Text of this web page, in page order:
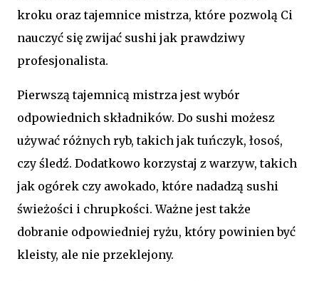
kroku oraz tajemnice mistrza, które pozwolą Ci
nauczyć się zwijać sushi jak prawdziwy
profesjonalista.
Pierwszą tajemnicą mistrza jest wybór
odpowiednich składników. Do sushi możesz
używać różnych ryb, takich jak tuńczyk, łosoś,
czy śledź. Dodatkowo korzystaj z warzyw, takich
jak ogórek czy awokado, które nadadzą sushi
świeżości i chrupkości. Ważne jest także
dobranie odpowiedniej ryżu, który powinien być
kleisty, ale nie przeklejony.